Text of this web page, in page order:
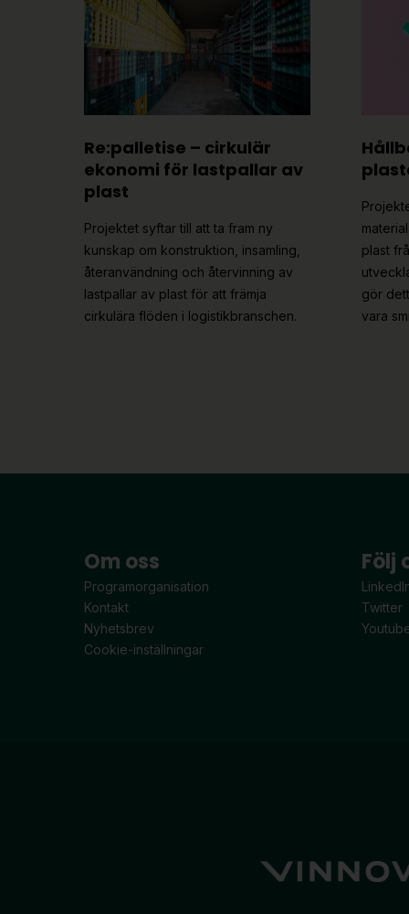
Re:palletise – cirkulär
ekonomi för lastpallar av
plast
Projektet syftar till att ta fram ny
kunskap om konstruktion, insamling,
återanvändning och återvinning av
lastpallar av plast för att främja
cirkulära flöden i logistikbranschen.
plast
gör
vara
Om oss
Programorganisation
Kontakt
Nyhetsbrev
Cookie-inställningar
Följ
Twitter